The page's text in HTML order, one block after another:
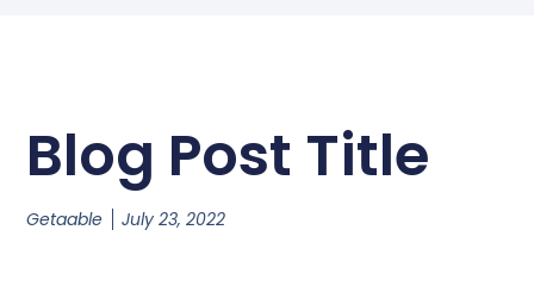
Blog Post Title
Getaable July 23, 2022